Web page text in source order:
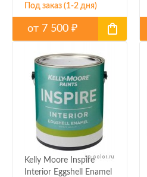
Под заказ (1-2 дня)
от 7 500 ₽
Kelly Moore Inspire
Interior Eggshell Enamel